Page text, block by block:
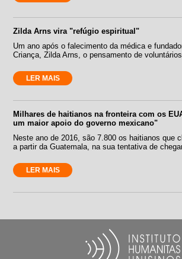
Zilda Arns vira "refúgio espiritual"
Um ano após o falecimento da médica e
Criança, Zilda Arns, o pensamento de
LER MAIS
Milhares de haitianos na fronteira com os
um maior apoio do governo mexicano"
Neste ano de 2016, são 7.800 os haitianos que
a partir da Guatemala, na sua tentativa de
LER MAIS